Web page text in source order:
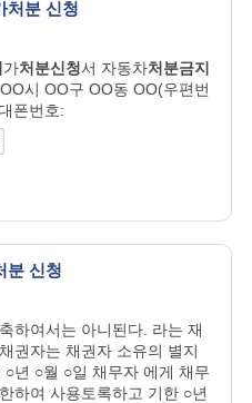
처분 신청
가처분신청서 자동차처분금지
시 OO구 OO동 OO(우편번
폰번호:
분 신청
하여서는 아니된다. 라는 재
권자는 채권자 소유의 별지
○년 ○월 ○일 채무자 에게 채무
하여 사용토록하고 기한 ○년